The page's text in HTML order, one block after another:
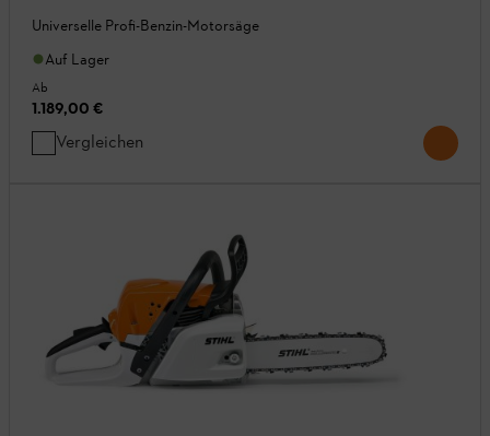
Universelle Profi-Benzin-Motorsäge
Auf Lager
Ab
1.189,00 €
Vergleichen